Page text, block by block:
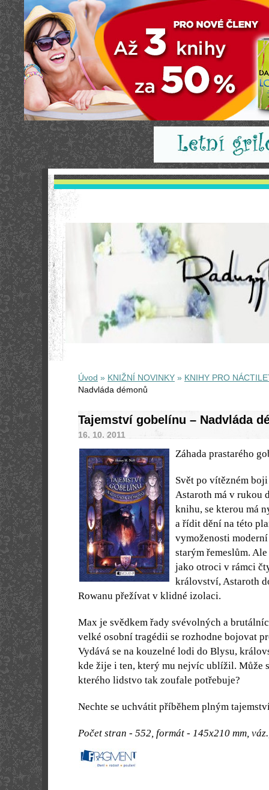
Úvod » KNIŽNÍ NOVINKY » KNIHY PRO
Nadvláda démonů
Tajemství gobelínu – Nadvláda
16. 10. 2011
Záhada prastarého
Svět po vítězném
Astaroth má v rukou
knihu, se kterou má
a řídit dění na této
vymoženosti
starým řemeslům.
jako otroci v rámci
království, Astaroth
Rowanu přežívat v klidné izolaci.
Max je svědkem řady svévolných a
velké osobní tragédii se rozhodne bojovat
Vydává se na kouzelné lodi do Blysu,
kde žije i ten, který mu nejvíc ublížil. Může
kterého lidstvo tak zoufale potřebuje?
Nechte se uchvátit příběhem plným
Počet stran - 552, formát - 145x210 mm,